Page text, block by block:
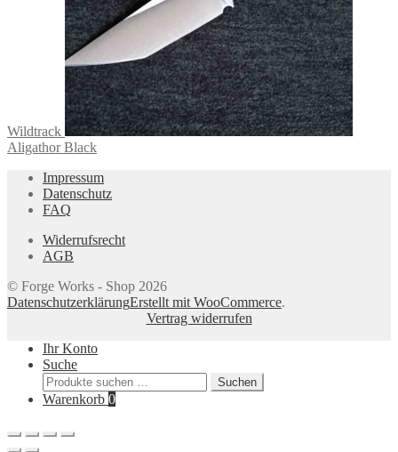
Wildtrack
Aligathor Black
Impressum
Datenschutz
FAQ
Widerrufsrecht
AGB
© Forge Works - Shop 2026
DatenschutzerklärungErstellt mit WooCommerce.
Vertrag widerrufen
Ihr Konto
Suche
Suchen
nach:
Suchen
Warenkorb 0